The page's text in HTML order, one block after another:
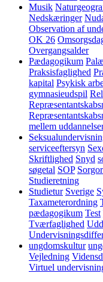
Musik
Nedskæringer
Observation af
OK 26
Overgangsalder
Pædagogikum
Praksisfaglighed
kapital Psykisk
gymnasieudspil
mellem
serviceeftersyn
Skriftlighed Snyd
søgetal SOP
Studieretning
Studietur Sverige
Taxameterordning
pædagogikum Test
Tværfaglighed
ungdomskultur
Vejledning
Virtuel